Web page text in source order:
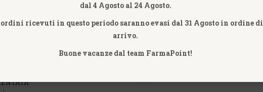
dal 4 Agosto al 24 Agosto.
ricevuti in questo periodo saranno evasi dal 31 Agosto in ordine di
arrivo.
Buone vacanze dal team FarmaPoint!